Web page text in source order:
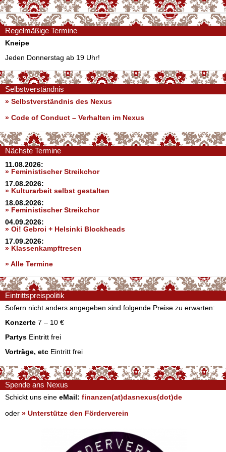
Regelmäßige Termine
Kneipe
Jeden Donnerstag ab 19 Uhr!
Selbstverständnis
» Selbstverständnis des Nexus
» Code of Conduct – Verhalten im Nexus
Nächste Termine
11.08.2026:
» Feministischer Streikchor
17.08.2026:
» Kulturarbeit selbst gestalten
18.08.2026:
» Feministischer Streikchor
04.09.2026:
» Oi! Gebroi + Helsinki Blockheads
17.09.2026:
» Klassenkampftresen
» Alle Termine
Eintrittspreispolitik
Sofern nicht anders angegeben sind folgende Preise zu erwarten:
Konzerte 7 – 10 €
Partys Eintritt frei
Vorträge, etc Eintritt frei
Spende ans Nexus
Schickt uns eine eMail: finanzen(at)dasnexus(dot)de
oder » Unterstütze den Förderverein